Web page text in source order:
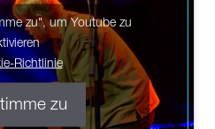
zu", um Youtube zu
Richtlinie
zu